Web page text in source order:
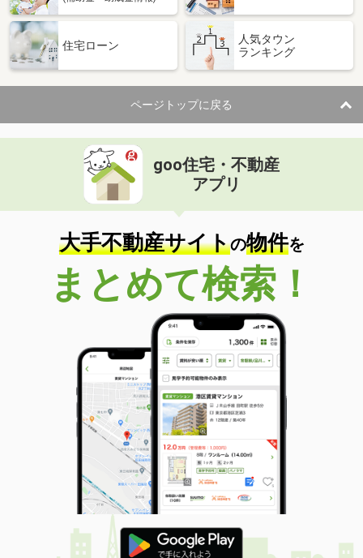
住宅ローン
人気タウン
ランキング
ページトップに戻る
goo住宅・不動産
アプリ
大手不動産サイトの物件を
まとめて検索！